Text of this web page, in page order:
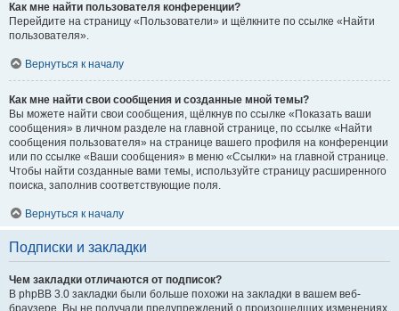
Как мне найти пользователя конференции?
Перейдите на страницу «Пользователи» и щёлкните по ссылке «Найти
пользователя».
Вернуться к началу
Как мне найти свои сообщения и созданные мной темы?
Вы можете найти свои сообщения, щёлкнув по ссылке «Показать ваши
сообщения» в личном разделе на главной странице, по ссылке «Найти
сообщения пользователя» на странице вашего профиля на конференции
или по ссылке «Ваши сообщения» в меню «Ссылки» на главной странице.
Чтобы найти созданные вами темы, используйте страницу расширенного
поиска, заполнив соответствующие поля.
Вернуться к началу
Подписки и закладки
Чем закладки отличаются от подписок?
В phpBB 3.0 закладки были больше похожи на закладки в вашем веб-
браузере. Вы не получали предупреждений о произошедших изменениях.